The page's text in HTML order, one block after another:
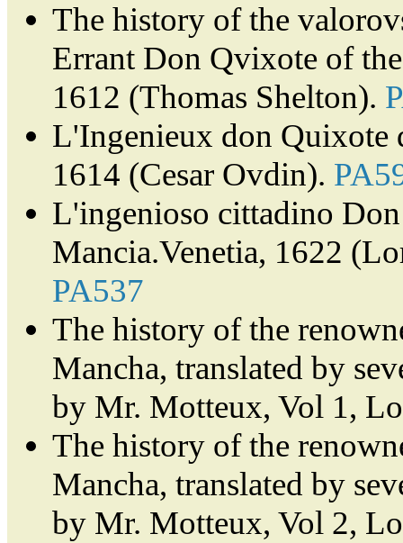
The history of the
Errant Don Qvixote of
1612 (Thomas Shelton).
L'Ingenieux don Quixote
1614 (Cesar Ovdin).
L'ingenioso cittadino
Mancia.Venetia, 1622
PA537
The history of the
Mancha, translated by
by Mr. Motteux, Vol 1,
The history of the
Mancha, translated by
by Mr. Motteux, Vol 2,